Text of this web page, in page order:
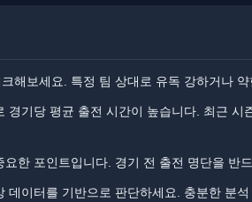
해보세요. 특정 팀 상대로 유독 강하거나
경기당 평균 출전 시간이 높습니다. 최근
한 포인트입니다. ​경기 전 출전 명단을 반
데이터를 기반으로 판단하세요. ​​충분한 분